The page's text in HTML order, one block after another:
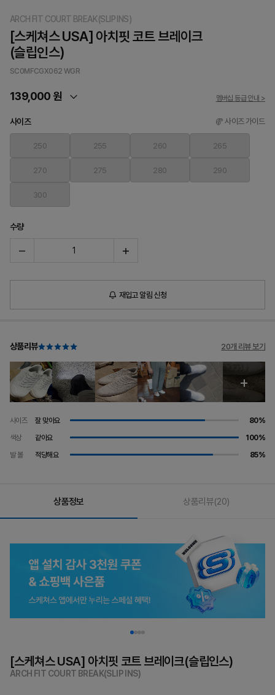
ARCH FIT COURT BREAK(SLIP INS)
[스케쳐스 USA] 아치핏 코트 브레이크
(슬립인스)
SC0MFCGX062 WGR
139,000 원 멤버십 등급 안내 >
사이즈 사이즈 가이드
250 255 260 265
270 275 280 290
300
수량
재입고 알림 신청
상품리뷰 20개 리뷰 보기
사이즈 잘 맞아요
80%
색상
같아요
100%
발 볼
적당해요 85%
상품정보 상품리뷰(20)
[스케쳐스 USA] 아치핏 코트 브레이크(슬립인스)
ARCH FIT COURT BREAK(SLIP INS)